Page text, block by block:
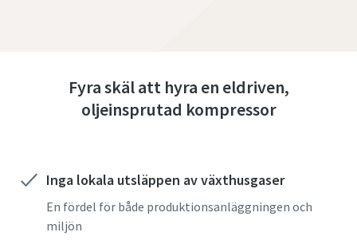
Fyra skäl att hyra en eldriven,
oljeinsprutad kompressor
Inga lokala utsläppen av växthusgaser
En fördel för både produktionsanläggningen och
miljön